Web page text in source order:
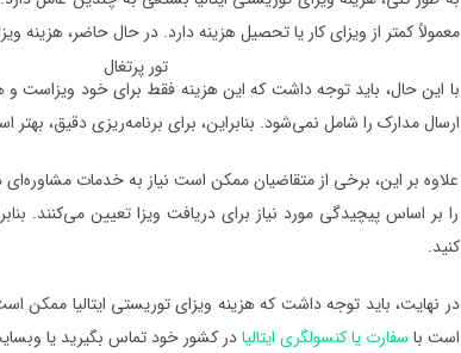
تور پرتغال
معمولاً کمتر از ویزای کار یا تحصیل هزینه دارد. در حال حاضر، هزینه ویزای
با این حال، باید توجه داشت که این هزینه فقط برای خود ویزاست و
ارسال مدارک را شامل نمی‌شود. بنابراین، برای برنامه‌ریزی دقیق،
علاوه بر این، برخی از متقاضیان ممکن است نیاز به خدمات
را بر اساس پیچیدگی مورد نیاز برای دریافت ویزا تعیین می‌کنند.
کنید.
در نهایت، باید توجه داشت که هزینه ویزای توریستی ایتالیا ممکن
است با سفارت یا کنسولگری ایتالیادر کشور خود تماس بگیرید یا